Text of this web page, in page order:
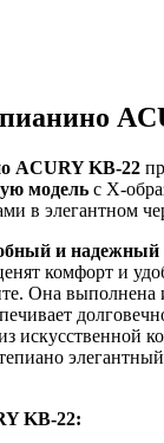
ACURY KB-22
модель с Х-
в элегантном
и надежный
комфорт и
Она выполнена
искусственной
KB-22: